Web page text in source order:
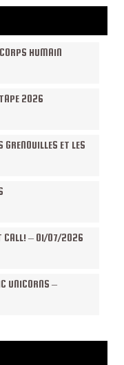
HUMAIN
2026
ET LES
CALL! – 01/07/2026
UNICORNS –